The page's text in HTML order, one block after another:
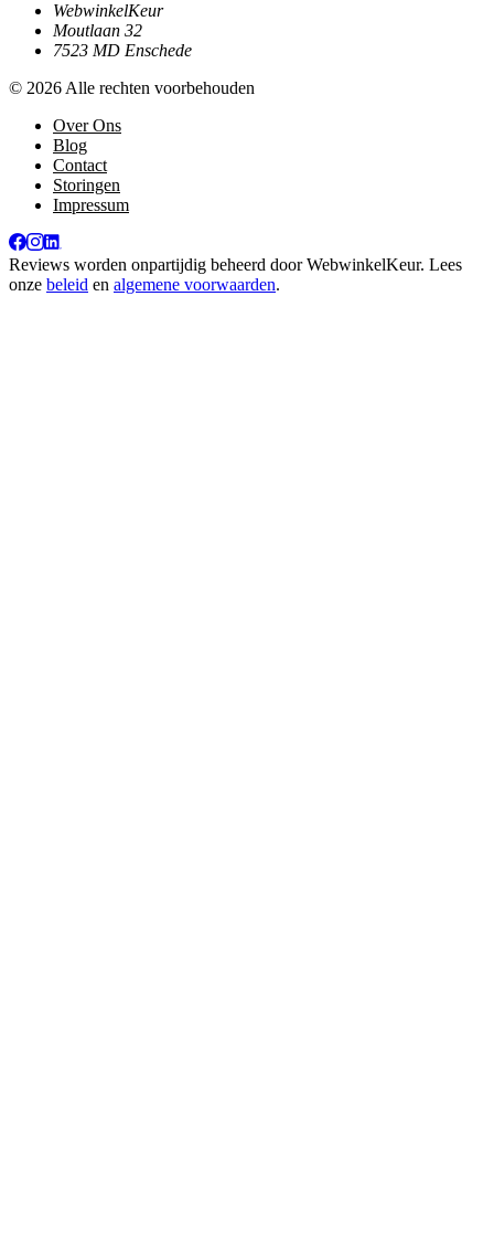
WebwinkelKeur
Moutlaan 32
7523 MD Enschede
© 2026 Alle rechten voorbehouden
Over Ons
Blog
Contact
Storingen
Impressum
Reviews worden onpartijdig beheerd doorWebwinkelKeur. Lees
onze beleid en algemene voorwaarden.